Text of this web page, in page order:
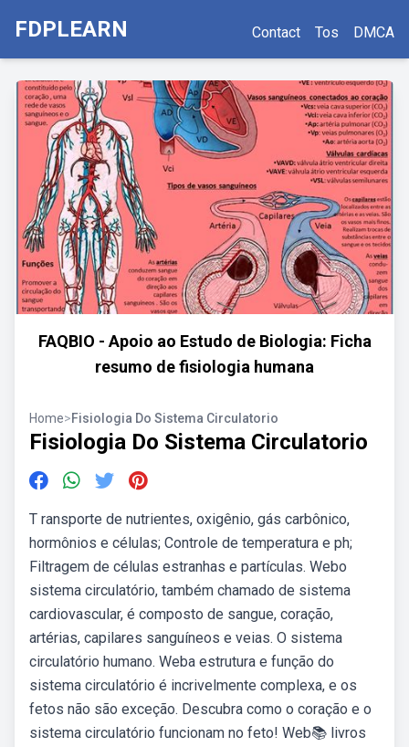
FDPLEARN Contact Tos DMCA
FAQBIO - Apoio ao Estudo de Biologia: Ficha
resumo de fisiologia humana
Home>Fisiologia Do Sistema Circulatorio
Fisiologia Do Sistema Circulatorio
T ransporte de nutrientes, oxigênio, gás carbônico,
hormônios e células; Controle de temperatura e ph;
Filtragem de células estranhas e partículas. Webo
sistema circulatório, também chamado de sistema
cardiovascular, é composto de sangue, coração,
artérias, capilares sanguíneos e veias. O sistema
circulatório humano. Weba estrutura e função do
sistema circulatório é incrivelmente complexa, e os
fetos não são exceção. Descubra como o coração e o
sistema circulatório funcionam no feto! Web📚 livros